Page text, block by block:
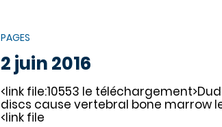
PAGES
2 juin 2016
<link file:10553 le
discs cause vertebral bone marrow
<link file